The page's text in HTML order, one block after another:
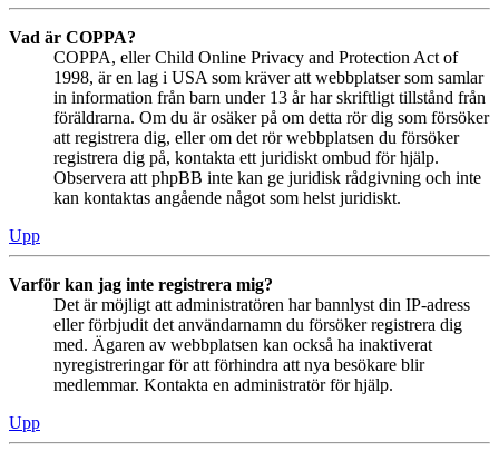
Vad är COPPA?
COPPA, eller Child Online Privacy and Protection Act of
1998, är en lag i USA som kräver att webbplatser som samlar
in information från barn under 13 år har skriftligt tillstånd från
föräldrarna. Om du är osäker på om detta rör dig som försöker
att registrera dig, eller om det rör webbplatsen du försöker
registrera dig på, kontakta ett juridiskt ombud för hjälp.
Observera att phpBB inte kan ge juridisk rådgivning och inte
kan kontaktas angående något som helst juridiskt.
Upp
Varför kan jag inte registrera mig?
Det är möjligt att administratören har bannlyst din IP-adress
eller förbjudit det användarnamn du försöker registrera dig
med. Ägaren av webbplatsen kan också ha inaktiverat
nyregistreringar för att förhindra att nya besökare blir
medlemmar. Kontakta en administratör för hjälp.
Upp